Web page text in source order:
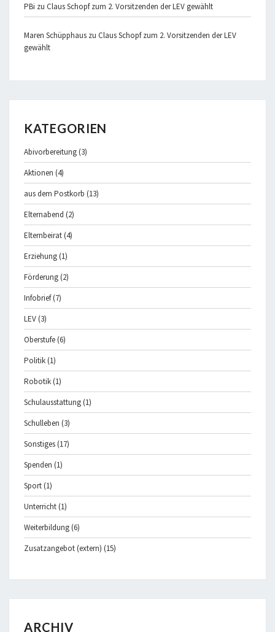
PBi zu Claus Schopf zum 2. Vorsitzenden der LEV gewählt
Maren Schüpphaus zu Claus Schopf zum 2. Vorsitzenden der LEV
gewählt
KATEGORIEN
Abivorbereitung(3)
Aktionen (4)
aus dem Postkorb (13)
Elternabend (2)
Elternbeirat(4)
Erziehung(1)
Förderung(2)
Infobrief(7)
LEV(3)
Oberstufe(6)
Politik(1)
Robotik(1)
Schulausstattung(1)
Schulleben (3)
Sonstiges(17)
Spenden (1)
Sport(1)
Unterricht(1)
Weiterbildung(6)
Zusatzangebot (extern) (15)
ARCHIV